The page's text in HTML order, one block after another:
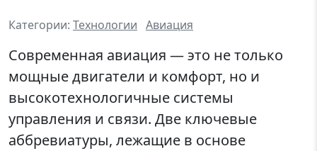
Категории: Технологии Авиация
Современная авиация — это не только
мощные двигатели и комфорт, но и
высокотехнологичные системы
управления и связи. Две ключевые
аббревиатуры, лежащие в основе